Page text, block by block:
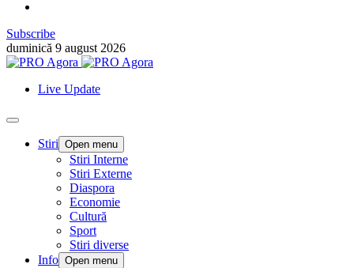
Subscribe
duminică 9 august 2026
Live Update
Stiri Open menu
Stiri Interne
Stiri Externe
Diaspora
Economie
Cultură
Sport
Stiri diverse
Info Open menu